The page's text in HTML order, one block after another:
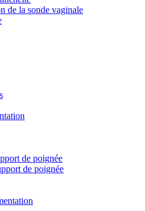
de la sonde vaginale
de poignée
de poignée